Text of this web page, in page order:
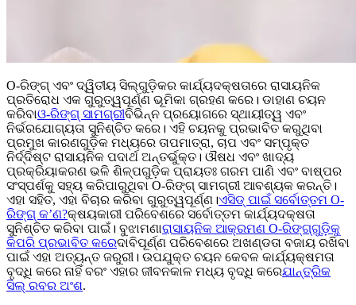
O-ରିଙ୍ଗ୍ ଏବଂ ଦ୍ୱିତୀୟ ସିଲ୍‌ଗୁଡ଼ିକର କାର୍ଯ୍ୟଦକ୍ଷତାରେ ରାସାୟନିକ
ପ୍ରତିରୋଧ ଏକ ଗୁରୁତ୍ୱପୂର୍ଣ୍ଣ ଭୂମିକା ଗ୍ରହଣ କରେ। ଡାହାଣ ଚୟନ
କରିବାଓ-ରିଙ୍ଗ୍ ସାମଗ୍ରୀବିଭିନ୍ନ ପ୍ରୟୋଗରେ ସ୍ଥାୟୀତ୍ୱ ଏବଂ
ନିର୍ଭରଯୋଗ୍ୟତା ସୁନିଶ୍ଚିତ କରେ। ଏହି ଚୟନକୁ ପ୍ରଭାବିତ କରୁଥିବା
ପ୍ରମୁଖ କାରଣଗୁଡ଼ିକ ମଧ୍ୟରେ ତାପମାତ୍ରା, ଚାପ ଏବଂ ସମ୍ପୃକ୍ତ
ନିର୍ଦ୍ଦିଷ୍ଟ ରାସାୟନିକ ପଦାର୍ଥ ଅନ୍ତର୍ଭୁକ୍ତ। ଔଷଧ ଏବଂ ଖାଦ୍ୟ
ପ୍ରକ୍ରିୟାକରଣ ଭଳି ଶିଳ୍ପଗୁଡ଼ିକ ପ୍ରାୟତଃ ଗରମ ପାଣି ଏବଂ ବାଷ୍ପର
ସଂସ୍ପର୍ଶକୁ ସହ୍ୟ କରିପାରୁଥିବା O-ରିଙ୍ଗ୍ ସାମଗ୍ରୀ ଆବଶ୍ୟକ କରନ୍ତି।
ଏହା ସହିତ, ଏହା ବିଚାର କରିବା ଗୁରୁତ୍ୱପୂର୍ଣ୍ଣ।ଏସିଡ୍ ପାଇଁ ସର୍ବୋତ୍ତମ O-
ରିଙ୍ଗ୍ କ’ଣ?କ୍ଷୟକାରୀ ପରିବେଶରେ ସର୍ବୋତ୍ତମ କାର୍ଯ୍ୟଦକ୍ଷତା
ସୁନିଶ୍ଚିତ କରିବା ପାଇଁ। ବୁଝାମଣାରାସାୟନିକ ଆକ୍ରମଣ O-ରିଙ୍ଗ୍‌ଗୁଡ଼ିକୁ
କିପରି ପ୍ରଭାବିତ କରେଦାବିପୂର୍ଣ୍ଣ ପରିବେଶରେ ଅଖଣ୍ଡତା ବଜାୟ ରଖିବା
ପାଇଁ ଏହା ଅତ୍ୟନ୍ତ ଜରୁରୀ। ଉପଯୁକ୍ତ ଚୟନ କେବଳ କାର୍ଯ୍ୟକ୍ଷମତା
ବୃଦ୍ଧି କରେ ନାହିଁ ବରଂ ଏହାର ଜୀବନକାଳ ମଧ୍ୟ ବୃଦ୍ଧି କରେଯାନ୍ତ୍ରିକ
ସିଲ୍ ରବର ଅଂଶ.